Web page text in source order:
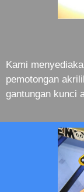
Kami
pemotongan
gantungan kunci